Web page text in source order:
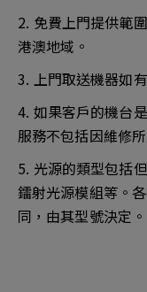
2. 免費上門提供範
港澳地域。
3. 上門取送機器如
4. 如果客戶的機台
服務不包括因維修
5. 光源的類型包括
鐳射光源模組等。
同，由其型號決定。